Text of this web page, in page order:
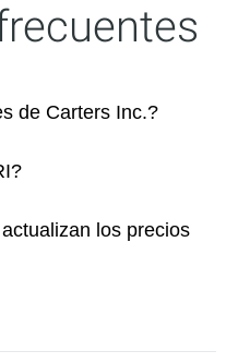
de Carters Inc.?
los precios